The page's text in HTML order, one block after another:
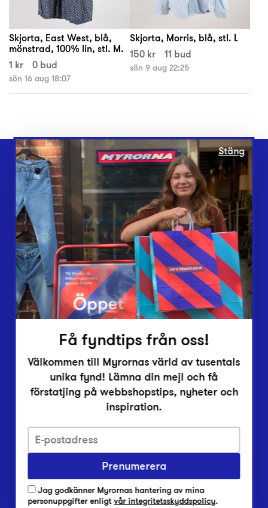
Skjorta, East West, blå,
mönstrad, 100% lin, stl. M.
1 kr
0 bud
sön 16 aug 18:07
Skjorta, Morris, blå, stl. L
150 kr
11 bud
sön 9 aug 22:25
Webbshop
Butiker
Lämna in
Vårt överskott
Inlämningsplatser
Om Myrorna
Lediga jobb
Pressrum
Integritetsskyddspolicy
Har du frågor om onlineköp, leverans eller retur?
Har du frågor om vår verksamhet?
Vanliga frågor om Myrorna
Stäng
Få fyndtips från oss!
Välkommen till Myrornas värld av tusentals
unika fynd! Lämna din mejl och få
förstatjing på webbshopstips, nyheter och
inspiration.
Prenumerera
Jag godkänner Myrornas hantering av mina
personuppgifter enligtvår integritetsskyddspolicy.